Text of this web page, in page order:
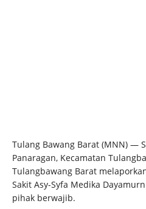
Tulang Bawang Barat (MNN) —
Panaragan, Kecamatan
Tulangbawang Barat
Sakit Asy-Syfa Medika
pihak berwajib.